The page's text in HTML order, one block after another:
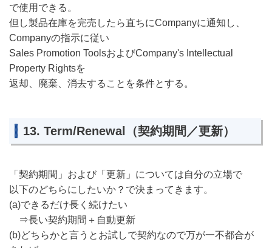
で使用できる。
但し製品在庫を完売したら直ちにCompanyに通知し、
Companyの指示に従い
Sales Promotion ToolsおよびCompany's Intellectual
Property Rightsを
返却、廃棄、消去することを条件とする。
13. Term/Renewal（契約期間／更新）
「契約期間」および「更新」については自分の立場で
以下のどちらにしたいか？で決まってきます。
(a)できるだけ長く続けたい
⇒長い契約期間＋自動更新
(b)どちらかと言うとお試しで契約なので万が一不都合が